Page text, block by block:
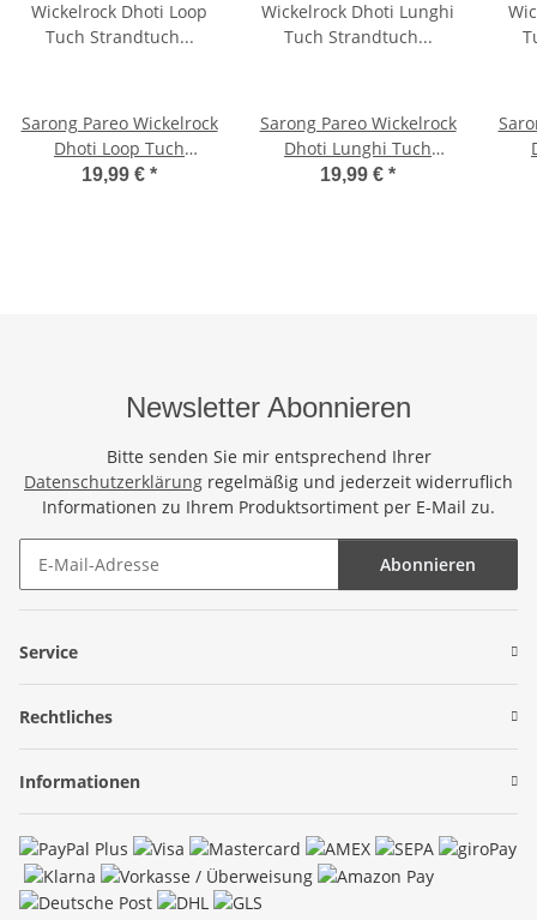
Sarong Pareo Wickelrock
Dhoti Loop Tuch
Strandtuch Handtuch
19,99 € *
Sarong Pareo Wickelrock
Dhoti Lunghi Tuch
Strandtuch Eidechse
19,99 € *
Newsletter Abonnieren
Bitte senden Sie mir entsprechend Ihrer
Datenschutzerklärung regelmäßig und jederzeit widerruflich
Informationen zu Ihrem Produktsortiment per E-Mail zu.
Abonnieren
Service
Rechtliches
Informationen